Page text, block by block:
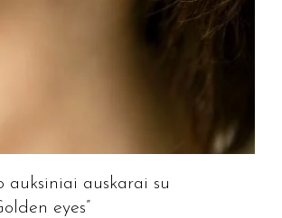
auksiniai auskarai su
eyes”